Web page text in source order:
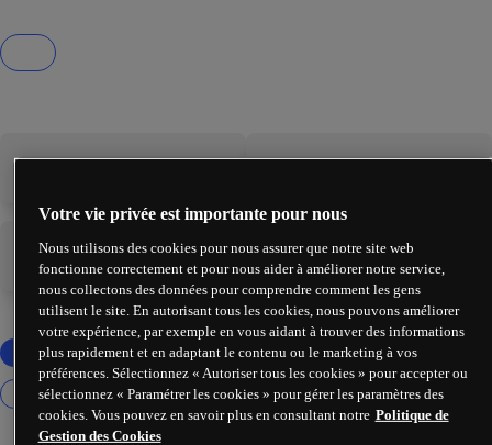
-
Votre vie privée est importante pour nous
Nous utilisons des cookies pour nous assurer que notre site web
fonctionne correctement et pour nous aider à améliorer notre service,
nous collectons des données pour comprendre comment les gens
utilisent le site. En autorisant tous les cookies, nous pouvons améliorer
votre expérience, par exemple en vous aidant à trouver des informations
plus rapidement et en adaptant le contenu ou le marketing à vos
préférences. Sélectionnez « Autoriser tous les cookies » pour accepter ou
sélectionnez « Paramétrer les cookies » pour gérer les paramètres des
cookies. Vous pouvez en savoir plus en consultant notre Politique de
Gestion des Cookies